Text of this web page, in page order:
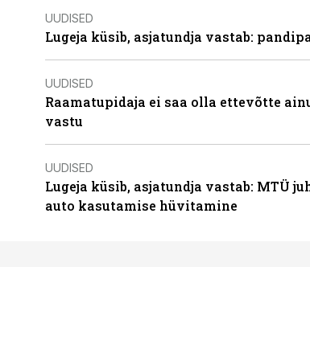
UUDISED
Lugeja küsib, asjatundja vastab:
UUDISED
Raamatupidaja ei saa olla ettevõtte
vastu
UUDISED
Lugeja küsib, asjatundja vastab: MTÜ
auto kasutamise hüvitamine